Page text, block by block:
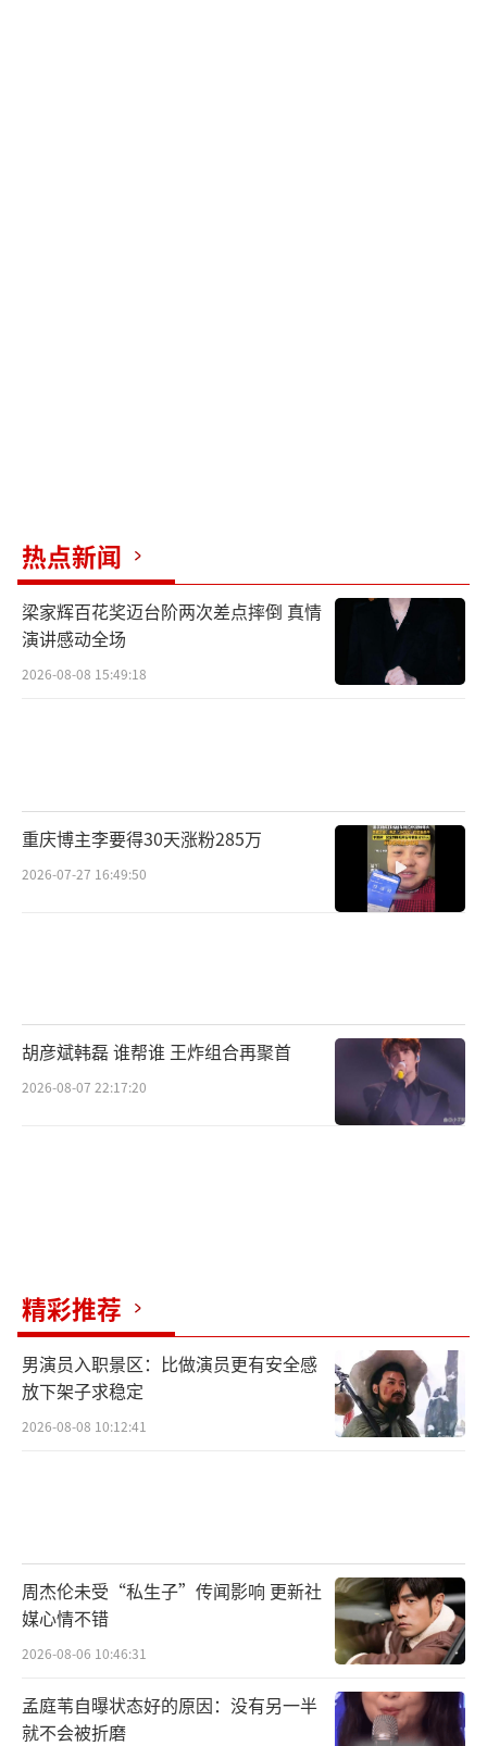
热点新闻
梁家辉百花奖迈台阶两次差点摔倒 真情
演讲感动全场
2026-08-08 15:49:18
重庆博主李要得30天涨粉285万
2026-07-27 16:49:50
胡彦斌韩磊 谁帮谁 王炸组合再聚首
2026-08-07 22:17:20
精彩推荐
男演员入职景区：比做演员更有安全感
放下架子求稳定
2026-08-08 10:12:41
周杰伦未受“私生子”传闻影响 更新社
媒心情不错
2026-08-06 10:46:31
孟庭苇自曝状态好的原因：没有另一半
就不会被折磨